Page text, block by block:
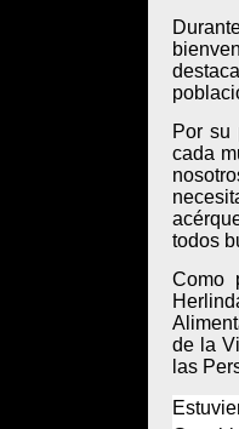
Por su
cada
todos
Como
de la
las